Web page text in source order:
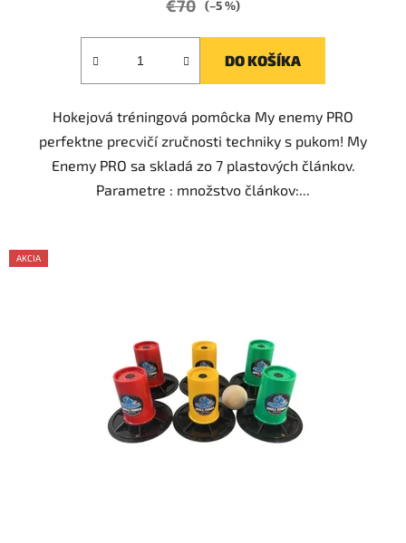
€70 (–5 %)
DO KOŠÍKA
Hokejová tréningová pomôcka My enemy PRO
perfektne precvičí zručnosti techniky s pukom! My
Enemy PRO sa skladá zo 7 plastových článkov.
Parametre : množstvo článkov:...
AKCIA